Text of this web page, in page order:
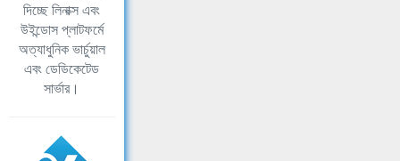
দিচ্ছে লিনাক্স এবং
উইন্ডোস প্লাটফর্মে
অত্যাধুনিক ভার্চুয়াল
এবং ডেডিকেটেড
সার্ভার।